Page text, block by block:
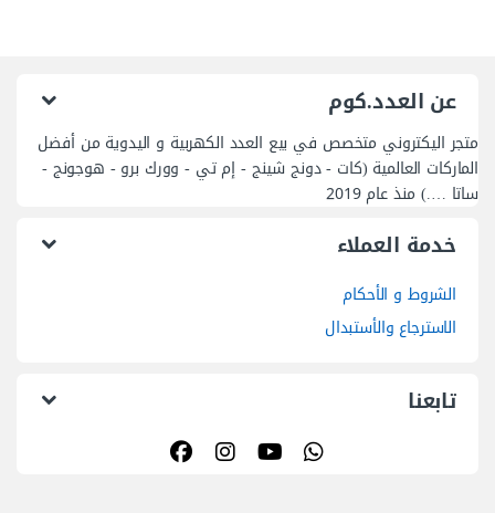
عن العدد.كوم
متجر اليكتروني متخصص في بيع العدد الكهربية و اليدوية من أفضل
الماركات العالمية (كات - دونج شينج - إم تي - وورك برو - هوجونج -
ساتا ….) منذ عام 2019
خدمة العملاء
الشروط و الأحكام
الاسترجاع والأستبدال
تابعنا